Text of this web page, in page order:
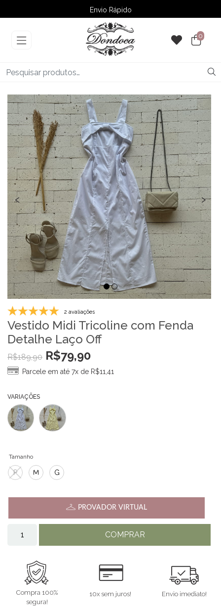
Envio Rápido
➚ Ofertas– Até 60% OFF
0
‹ ›
2 avaliações
Vestido Midi Tricoline com Fenda
Detalhe Laço Off
R$189,90 R$79,90
Parcele em até 7x de R$11,41
VARIAÇÕES
Tamanho
P M G
PROVADOR VIRTUAL
COMPRAR
Compra 100%
segura!
10x sem juros! Envio imediato!